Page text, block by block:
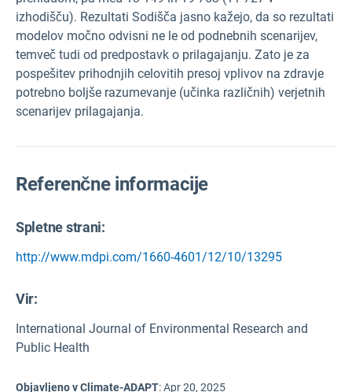
izhodišču). Rezultati Sodišča jasno kažejo, da so rezultati
modelov močno odvisni ne le od podnebnih scenarijev,
temveč tudi od predpostavk o prilagajanju. Zato je za
pospešitev prihodnjih celovitih presoj vplivov na zdravje
potrebno boljše razumevanje (učinka različnih) verjetnih
scenarijev prilagajanja.
Referenčne informacije
Spletne strani:
http://www.mdpi.com/1660-4601/12/10/13295
Vir:
International Journal of Environmental Research and
Public Health
Objavljeno v Climate-ADAPT:Apr 20, 2025